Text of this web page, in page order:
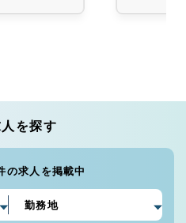
を探す
の求人を掲載中